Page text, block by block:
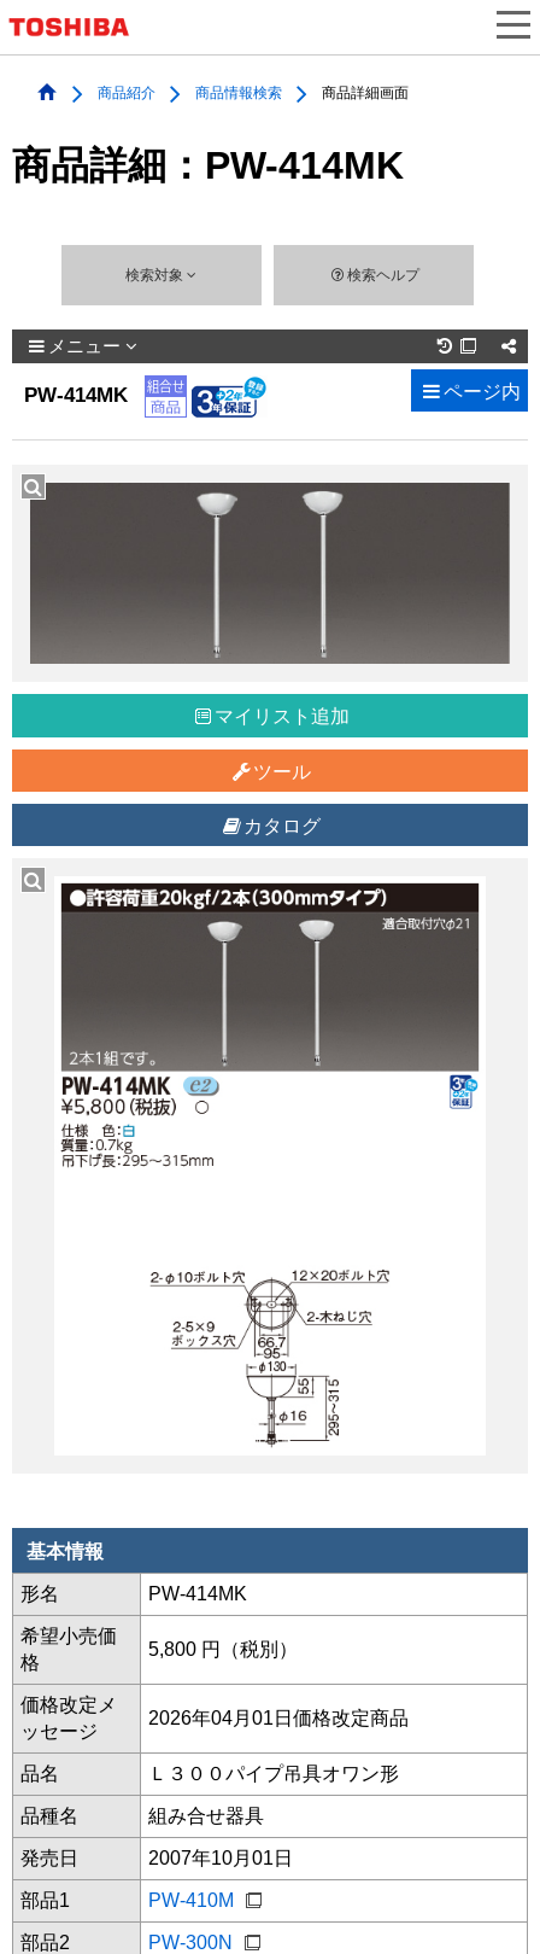
商品紹介 商品情報検索 商品詳細画面
商品詳細：PW-414MK
検索対象 検索ヘルプ
メニュー 
PW-414MK ページ内
マイリスト追加
ツール
カタログ
基本情報
形名 PW-414MK
希望小売価
格
5,800 円（税別）
価格改定メ
ッセージ
2026年04月01日価格改定商品
品名 Ｌ３００パイプ吊具オワン形
品種名 組み合せ器具
発売日 2007年10月01日
部品1 PW-410M
部品2 PW-300N